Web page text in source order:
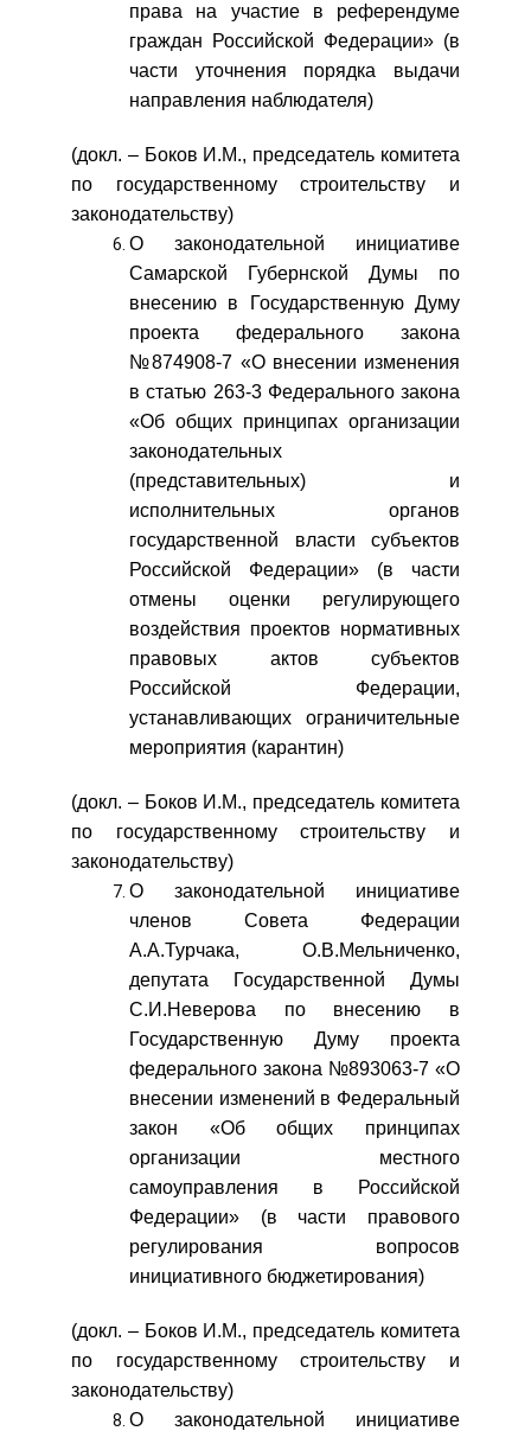
права на участие в референдуме
граждан Российской Федерации» (в
части уточнения порядка выдачи
направления наблюдателя)
(докл. – Боков И.М., председатель комитета
по государственному строительству и
законодательству)
О законодательной инициативе
Самарской Губернской Думы по
внесению в Государственную Думу
проекта федерального закона
№874908-7 «О внесении изменения
в статью 263-3 Федерального закона
«Об общих принципах организации
законодательных
(представительных) и
исполнительных органов
государственной власти субъектов
Российской Федерации» (в части
отмены оценки регулирующего
воздействия проектов нормативных
правовых актов субъектов
Российской Федерации,
устанавливающих ограничительные
мероприятия (карантин)
(докл. – Боков И.М., председатель комитета
по государственному строительству и
законодательству)
О законодательной инициативе
членов Совета Федерации
А.А.Турчака, О.В.Мельниченко,
депутата Государственной Думы
С.И.Неверова по внесению в
Государственную Думу проекта
федерального закона №893063-7 «О
внесении изменений в Федеральный
закон «Об общих принципах
организации местного
самоуправления в Российской
Федерации» (в части правового
регулирования вопросов
инициативного бюджетирования)
(докл. – Боков И.М., председатель комитета
по государственному строительству и
законодательству)
О законодательной инициативе